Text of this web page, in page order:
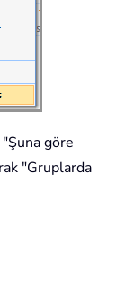
göre
"Gruplarda